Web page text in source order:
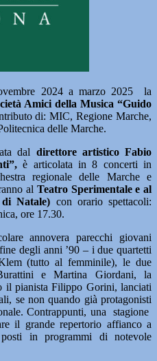
2024 a marzo 2025 la
Amici della Musica “Guido
di: MIC, Regione Marche,
delle Marche.
dal direttore artistico Fabio
è articolata in 8 concerti in
regionale delle Marche e
al Teatro Sperimentale e al
Natale) con orario spettacoli:
ore 17.30.
annovera parecchi giovani
degli anni ’90 – i due quartetti
(tutto al femminile), le due
e Martina Giordani, la
il pianista Filippo Gorini, lanciati
se non quando già protagonisti
Contrappunti, una stagione
il grande repertorio affianco a
in programmi di notevole